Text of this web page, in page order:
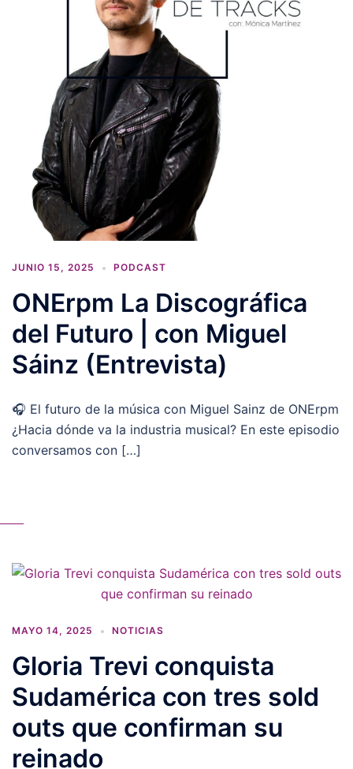
JUNIO 15, 2025 PODCAST
ONErpm La Discográfica
del Futuro | con Miguel
Sáinz (Entrevista)
🎧 El futuro de la música con Miguel Sainz de ONErpm
¿Hacia dónde va la industria musical? En este episodio
conversamos con […]
MAYO 14, 2025 NOTICIAS
Gloria Trevi conquista
Sudamérica con tres sold
outs que confirman su
reinado